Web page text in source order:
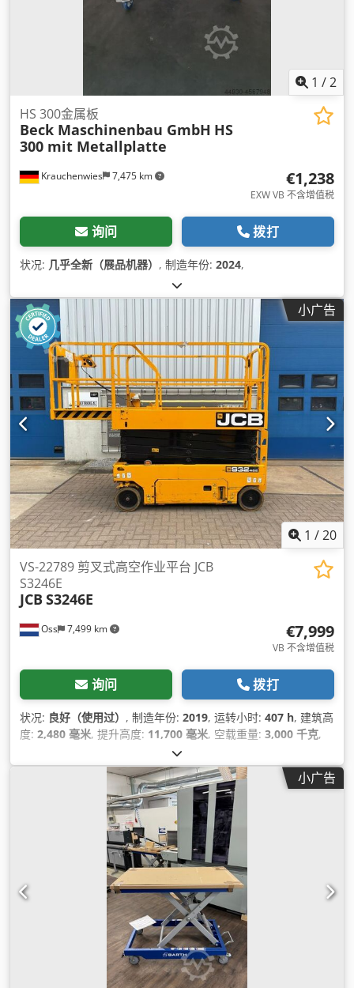
1 /2
Krauchenwies 7,475 km
HS 300金属板
Beck Maschinenbau GmbH HS
300 mit Metallplatte
€1,238
EXW VB 不含增值税
询问 拨打
状况: 几乎全新（展品机器） , 制造年份: 2024,
小广告
1 /20
Oss 7,499 km
VS-22789 剪叉式高空作业平台 JCB
S3246E
JCB S3246E
€7,999
VB 不含增值税
询问 拨打
状况: 良好（使用过） , 制造年份: 2019, 运转小时: 407 h, 建筑高
度: 2,480 毫米, 提升高度: 11,700 毫米, 空载重量: 3,000 千克,
,
小广告